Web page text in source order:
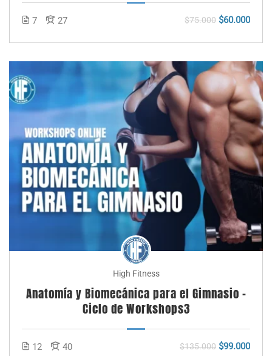
7 27 $75.000 $60.000
High Fitness
Anatomía y Biomecánica para el Gimnasio –
Ciclo de Workshops3
12 40 $135.000 $99.000